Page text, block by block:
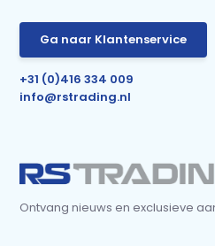
Ga naar Klantenservice
+31 (0)416 334 009
info@rstrading.nl
Ontvang nieuws en exclusieve